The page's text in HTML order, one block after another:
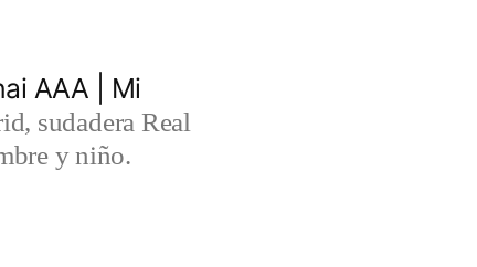
AAA | Mi
sudadera Real
y niño.